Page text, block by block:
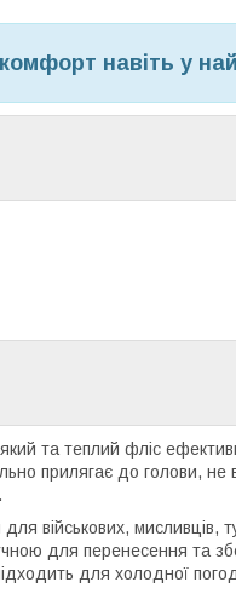
навіть у
та теплий фліс
прилягає до голови, не
військових, мисливців,
для перенесення та
для холодної